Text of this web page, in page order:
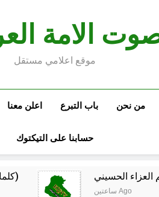
الامة
موقع اعلامي مستقل
من نحن باب التبرع اعلن معنا
حسابنا على التيكتوك
كلمات قرآنية لها علاقة بمشاة أربعين الحسين: تسقي، آثر (ح 11)
ساعتين Ago